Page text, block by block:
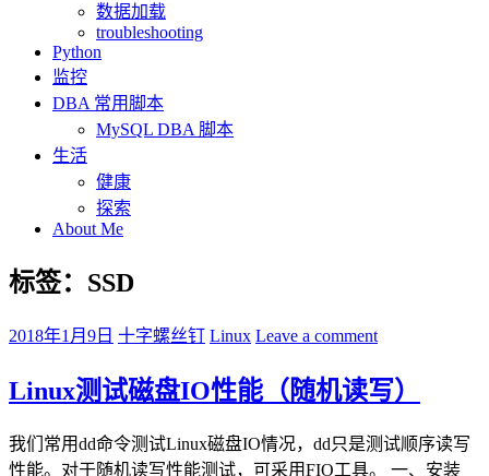
数据加载
troubleshooting
Python
监控
DBA 常用脚本
MySQL DBA 脚本
生活
健康
探索
About Me
标签：SSD
2018年1月9日 十字螺丝钉 Linux Leave a comment
Linux测试磁盘IO性能（随机读写）
我们常用dd命令测试Linux磁盘IO情况，dd只是测试顺序读写
性能。对于随机读写性能测试，可采用FIO工具。 一、安装